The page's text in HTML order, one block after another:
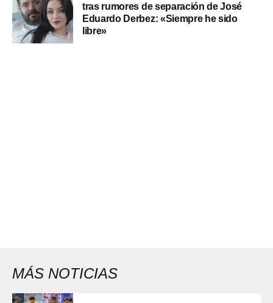
tras rumores de separación de José
Eduardo Derbez: «Siempre he sido
libre»
MÁS NOTICIAS